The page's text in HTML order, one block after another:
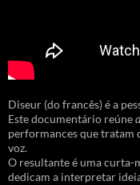
Diseur (do francês) é a
Este documentário reúne
performances que tratam
voz.
O resultante é uma curta-
dedicam a interpretar